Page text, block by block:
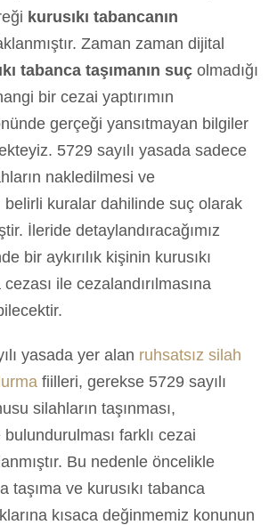
kurusıkı tabancanın
Zaman zaman dijital
tabanca taşımanın suç olmadığı
bir cezai yaptırımın
gerçeği yansıtmayan bilgiler
5729 sayılı yasada sadece
nakledilmesi ve
belirli kuralar dahilinde suç olarak
İleride detaylandıracağımız
bir aykırılık kişinin kurusıkı
ile cezalandırılmasına
yasada yer alan ruhsatsız silah
fiilleri, gerekse 5729 sayılı
silahların taşınması,
farklı cezai
Bu nedenle öncelikle
taşıma ve kurusıkı tabanca
kısaca değinmemiz konunun